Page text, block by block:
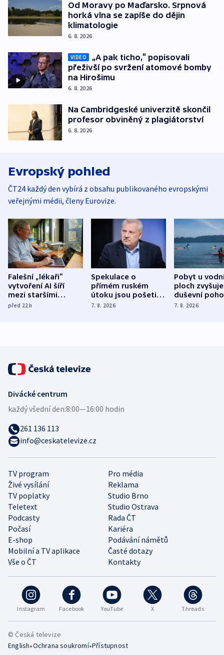
Od Moravy po Maďarsko. Srpnová
horká vlna se zapíše do dějin
klimatologie
6. 8. 2026
VIDEO
„A pak ticho,“ popisovali
přeživší po svržení atomové bomby
na Hirošimu
6. 8. 2026
Na Cambridgeské univerzitě skončil
profesor obviněný z plagiátorství
6. 8. 2026
Evropský pohled
ČT24 každý den vybírá z obsahu publikovaného evropskými
veřejnými médii, členy Eurovize.
Falešní „lékaři“
vytvoření AI šíří
mezi staršími
Poláky nebezpečné
před 22h
Spekulace o
přímém ruském
útoku jsou pošetilé,
míní estonský
7. 8. 2026
Pobyt u
ploch zvyšuje
duševní
ukázala
7. 8. 2026
Instagram Facebook YouTube X Threads
TV program
Pro média
Živé vysílání
Reklama
TV poplatky
Studio Brno
Teletext
Studio Ostrava
Podcasty
Rada ČT
Počasí
Kariéra
E-shop
Podávání námětů
Mobilní a TV aplikace
Časté dotazy
Vše o ČT
Kontakty
Divácké centrum
každý všední den:8:00—16:00 hodin
261 136 113
info@ceskatelevize.cz
© Česká televize
English•Ochrana soukromí•Přístupnost